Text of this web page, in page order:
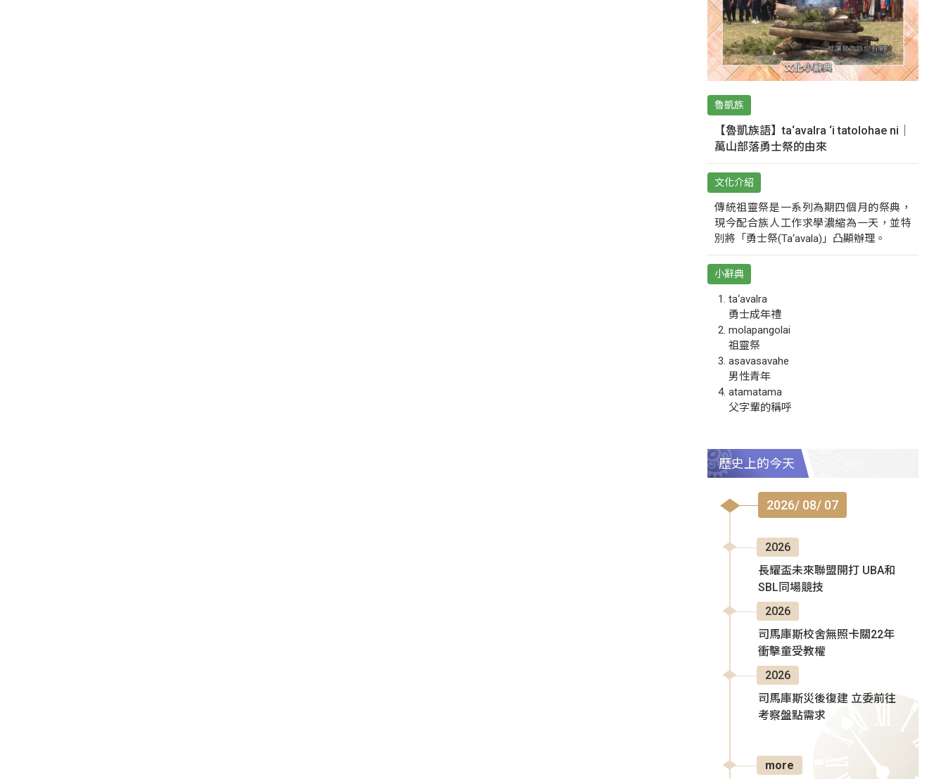
魯凱族
【魯凱族語】ta‘avalra ‘i tatolohae ni｜
萬山部落勇士祭的由來
文化介紹
傳統祖靈祭是一系列為期四個月的祭典，
現今配合族人工作求學濃縮為一天，並特
別將「勇士祭(Ta‘avala)」凸顯辦理。
小辭典
ta‘avalra
勇士成年禮
molapangolai
祖靈祭
asavasavahe
男性青年
atamatama
父字輩的稱呼
歷史上的今天
2026/ 08/ 07
2026
長耀盃未來聯盟開打 UBA和
SBL同場競技
2026
司馬庫斯校舍無照卡關22年
衝擊童受教權
2026
司馬庫斯災後復建 立委前往
考察盤點需求
more